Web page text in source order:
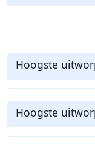
Hoogste
Hoogste